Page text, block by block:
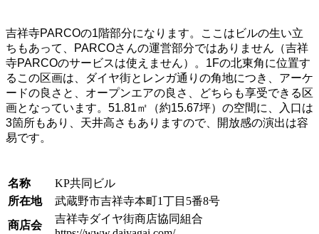
吉祥寺PARCOの1階部分になります。ここはビルの生い立
ちもあって、PARCOさんの運営部分ではありません（吉祥
寺PARCOのサービスは使えません）。1Fの北東角に位置す
るこの区画は、ダイヤ街とレンガ通りの角地につき、アーケ
ードの良さと、オープンエアの良さ、どちらも享受できる区
画となっています。51.81㎡（約15.67坪）の空間に、入口は
3箇所もあり、天井高さもありますので、開放感の演出は容
易です。
名称
KP共同ビル
所在地
武蔵野市吉祥寺本町1丁目5番8号
商店会
吉祥寺ダイヤ街商店協同組合